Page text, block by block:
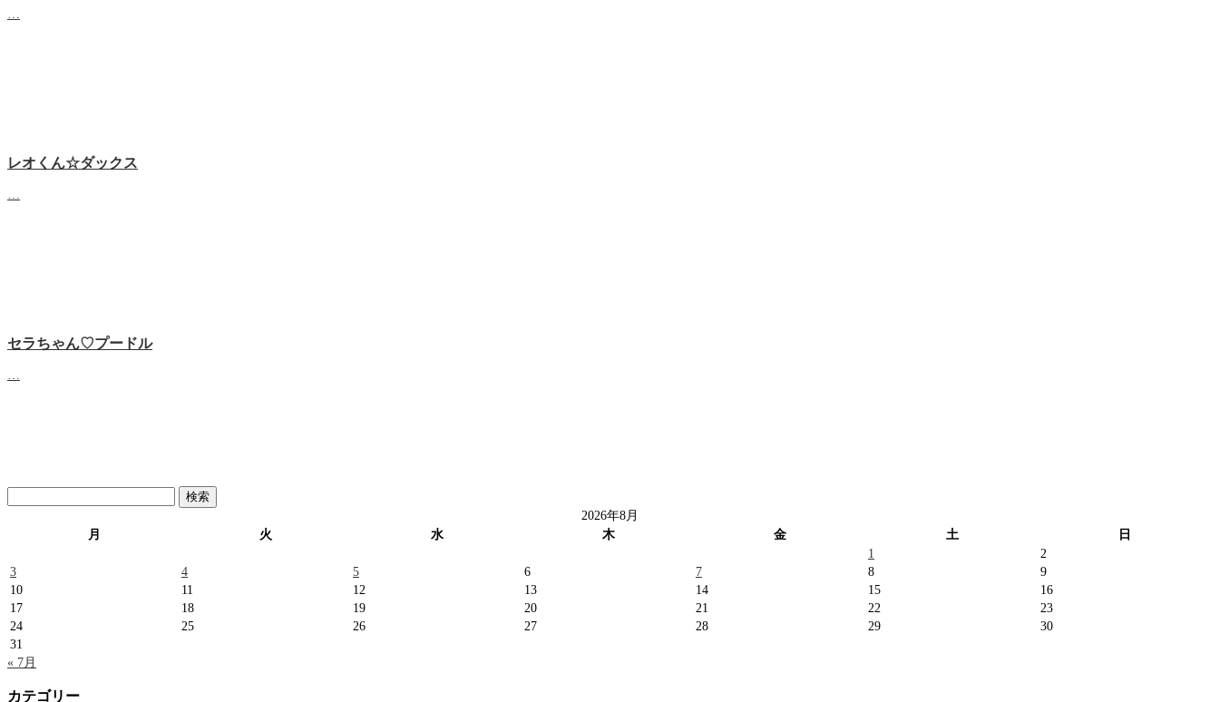
レオくん☆ダックス
セラちゃん♡プードル
索:
2026年8月
月
火 水 木 金 土
日
1
2
3
4 5 6 7 8
9
10
11 12 13 14 15
16
17
18 19 20 21 22
23
24
25 26 27 28 29
30
31
« 7月
カテゴリー